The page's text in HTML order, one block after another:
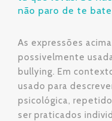
não paro de te
As expressões
possivelmente
bullying. Em
usado para
psicológica,
ser praticados